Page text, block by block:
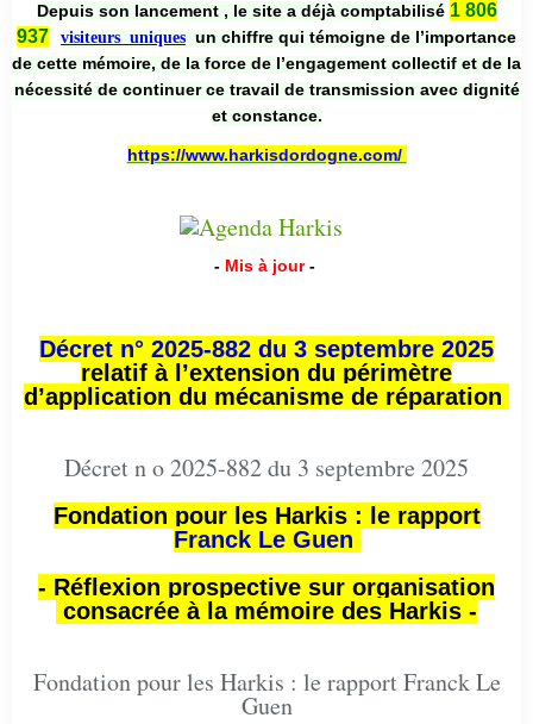
Depuis son lancement , le site a déjà comptabilisé 1 806
937
visiteurs uniques un chiffre qui témoigne de l’importance
de cette mémoire, de la force de l’engagement collectif et de la
nécessité de continuer ce travail de transmission avec dignité
et constance.
https://www.harkisdordogne.com/
- Mis à jour -
Décret n° 2025-882 du 3 septembre 2025
relatif à l’extension du périmètre
d’application du mécanisme de réparation
Décret n o 2025-882 du 3 septembre 2025
Fondation pour les Harkis : le rapport
Franck Le Guen
- Réflexion prospective sur organisation
consacrée à la mémoire des Harkis -
Fondation pour les Harkis : le rapport Franck Le
Guen